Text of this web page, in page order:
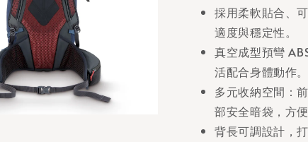
採用柔軟貼合、
適度與穩定性。
真空成型預彎
活配合身體動作。
多元收納空間：
部安全暗袋，方
背長可調設計，